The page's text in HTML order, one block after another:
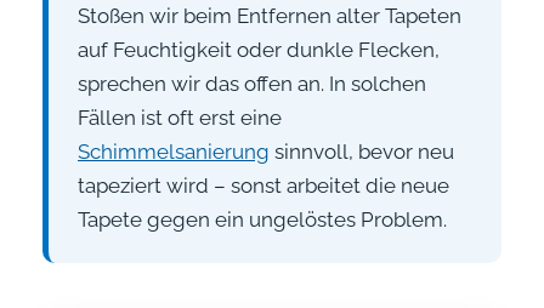
Stoßen wir beim Entfernen alter Tapeten
auf Feuchtigkeit oder dunkle Flecken,
sprechen wir das offen an. In solchen
Fällen ist oft erst eine
Schimmelsanierung sinnvoll, bevor neu
tapeziert wird – sonst arbeitet die neue
Tapete gegen ein ungelöstes Problem.